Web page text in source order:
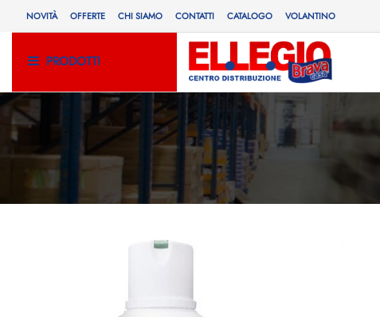
NOVITÀ OFFERTE CHI SIAMO CONTATTI CATALOGO VOLANTINO
PRODOTTI